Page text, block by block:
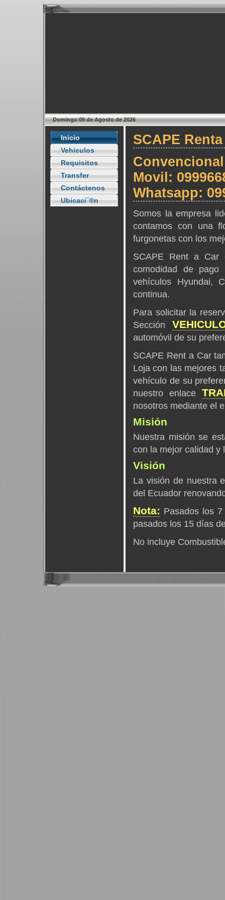
Domingo 09 de Agosto de 2026
Inicio
Vehiculos
Requisitos
Transfer
Contáctenos
Ubicaci¨®n
SCAPE
Movil:
Whatsapp:
Somos la empresa
contamos con una
furgonetas con los
SCAPE Rent a Car
comodidad de
vehículos Hyundai,
continua.
Para solicitar la
Sección
automóvil de su
SCAPE Rent a Car
Loja con las mejores
vehículo de su
nuestro enlace
nosotros mediante el
Misión
Nuestra misión se
con la mejor calidad y
Visión
La visión de nuestra
del Ecuador
Nota: Pasados los
pasados los 15 días
No incluye